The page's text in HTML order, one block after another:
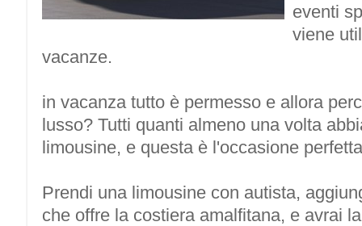
eventi
viene
vacanze.
in vacanza tutto è permesso e allora
lusso? Tutti quanti almeno una volta
limousine, e questa è l'occasione
Prendi una limousine con autista,
che offre la costiera amalfitana, e avrai